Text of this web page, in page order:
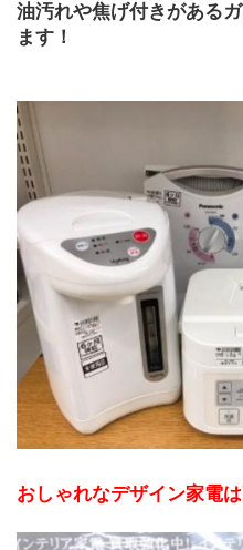
油汚れや焦げ付きがある
ます！
おしゃれなデザイン家電